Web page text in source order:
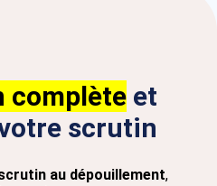
complète et
scrutin
au dépouillement,